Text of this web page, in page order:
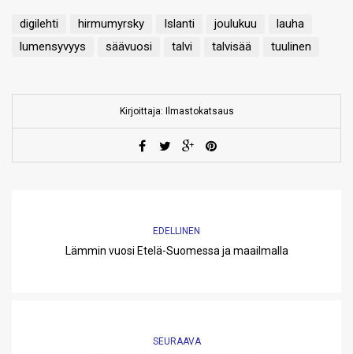
digilehti hirmumyrsky Islanti joulukuu
lauha
lumensyvyys
säävuosi talvi talvisää tuulinen
Kirjoittaja: Ilmastokatsaus
EDELLINEN
Lämmin vuosi Etelä-Suomessa ja maailmalla
SEURAAVA